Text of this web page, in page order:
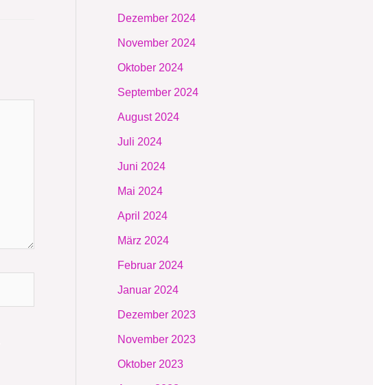
Dezember 2024
November 2024
Oktober 2024
September 2024
August 2024
Juli 2024
Juni 2024
Mai 2024
April 2024
März 2024
Februar 2024
Januar 2024
Dezember 2023
November 2023
Oktober 2023